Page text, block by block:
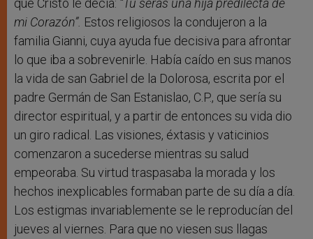
que Cristo le decía: “Tú serás una hija predilecta de
mi Corazón”. Estos religiosos la condujeron a la
familia Gianni, cuya ayuda fue decisiva para afrontar
lo que iba a sobrevenirle. Había caído en sus manos
la vida de san Gabriel de la Dolorosa, escrita por el
padre Germán de San Estanislao, C.P., que sería su
director espiritual, y a partir de entonces su vida dio
un giro radical. Las visiones, éxtasis y vaticinios
comenzaron a sucederse mientras su salud
empeoraba. Su virtud traspasaba la morada y los
hechos inexplicables formaban parte de su día a día.
Los estigmas invariablemente se le reproducían del
jueves al viernes. Para que no viesen sus llagas